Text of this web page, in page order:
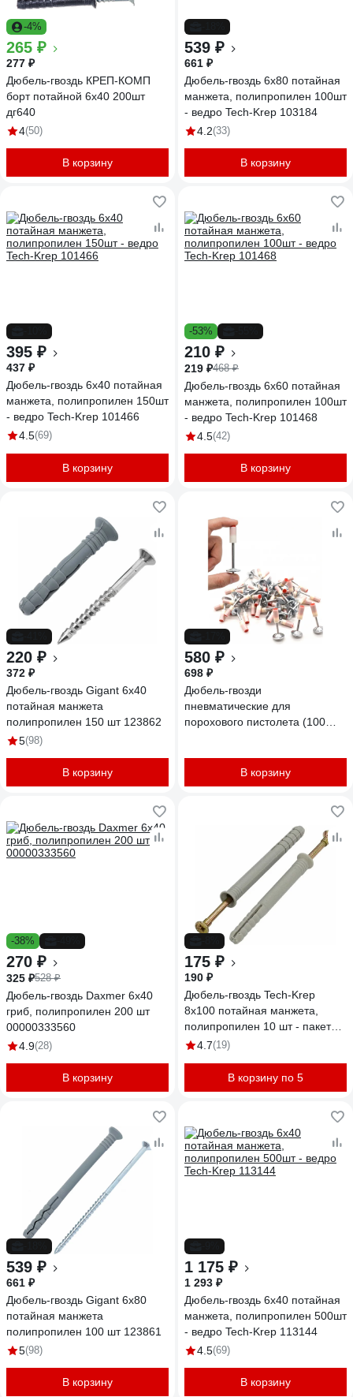
-4%
265 ₽
277 ₽
Дюбель-гвоздь КРЕП-КОМП
борт потайной 6х40 200шт
дг640
4(50)
В корзину
539 ₽
661 ₽
Дюбель-гвоздь 6х80 потайная
манжета, полипропилен 100шт
- ведро Tech-Krep 103184
4.2(33)
В корзину
395 ₽
437 ₽
Дюбель-гвоздь 6х40 потайная
манжета, полипропилен 150шт
- ведро Tech-Krep 101466
4.5(69)
В корзину
-53%
210 ₽
219 ₽468 ₽
Дюбель-гвоздь 6х60 потайная
манжета, полипропилен 100шт
- ведро Tech-Krep 101468
4.5(42)
В корзину
220 ₽
372 ₽
Дюбель-гвоздь Gigant 6x40
потайная манжета
полипропилен 150 шт 123862
5(98)
В корзину
580 ₽
698 ₽
Дюбель-гвозди
пневматические для
порохового пистолета (100
В корзину
-38%
270 ₽
325 ₽528 ₽
Дюбель-гвоздь Daxmer 6х40
гриб, полипропилен 200 шт
00000333560
4.9(28)
В корзину
175 ₽
190 ₽
Дюбель-гвоздь Tech-Krep
8х100 потайная манжета,
полипропилен 10 шт - пакет
103906
4.7(19)
В корзину по 5
539 ₽
661 ₽
Дюбель-гвоздь Gigant 6x80
потайная манжета
полипропилен 100 шт 123861
5(98)
В корзину
1 175 ₽
1 293 ₽
Дюбель-гвоздь 6х40 потайная
манжета, полипропилен 500шт
- ведро Tech-Krep 113144
4.5(69)
В корзину